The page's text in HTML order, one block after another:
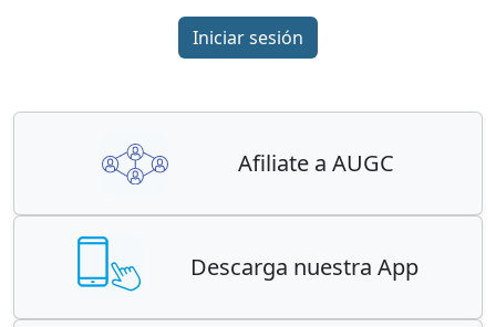
Iniciar sesión
Afiliate a AUGC
Descarga nuestra App